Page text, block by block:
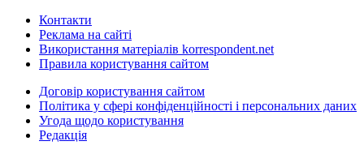
Контакти
Реклама на сайті
Використання матеріалів korrespondent.net
Правила користування сайтом
Договір користування сайтом
Політика у сфері конфіденційності і персональних даних
Угода щодо користування
Редакція